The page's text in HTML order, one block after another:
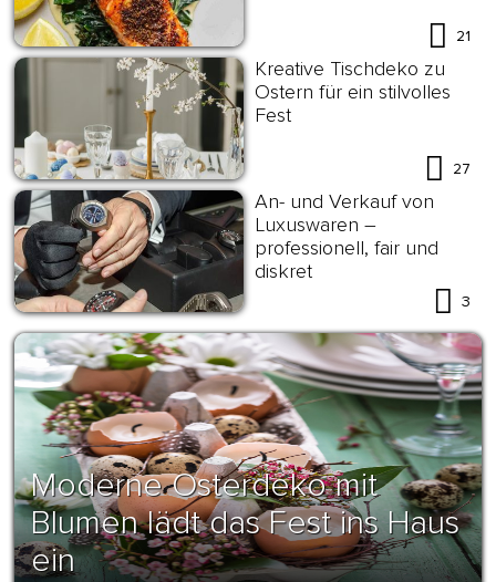
21
Kreative Tischdeko zu
Ostern für ein stilvolles
Fest
27
An- und Verkauf von
Luxuswaren –
professionell, fair und
diskret
3
Moderne Osterdeko mit
Blumen lädt das Fest ins Haus
ein